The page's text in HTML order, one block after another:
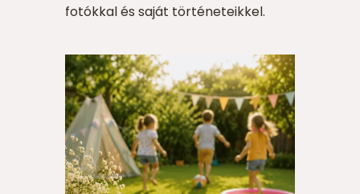
fotókkal és saját történeteikkel.